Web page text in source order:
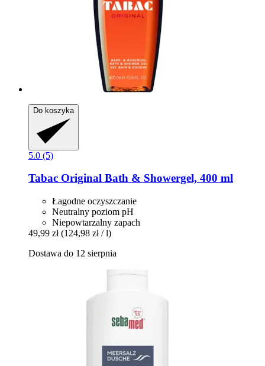
Do koszyka
5.0 (5)
Tabac Original Bath & Showergel, 400 ml
Łagodne oczyszczanie
Neutralny poziom pH
Niepowtarzalny zapach
49,99 zł (124,98 zł / l)
Dostawa do 12 sierpnia